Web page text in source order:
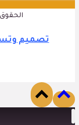
الحقوق
تصميم